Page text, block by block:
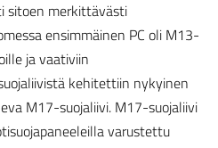
sitoen merkittävästi
ensimmäinen PC oli M13-
ja vaativiin
kehitettiin nykyinen
M17-suojaliivi. M17-suojaliivi
varustettu